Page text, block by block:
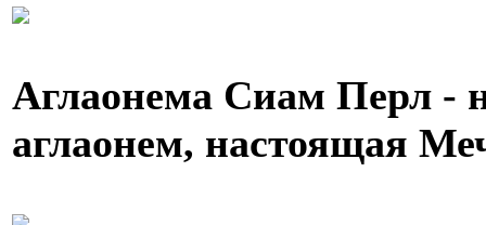
Аглаонема Сиам Перл -
аглаонем, настоящая